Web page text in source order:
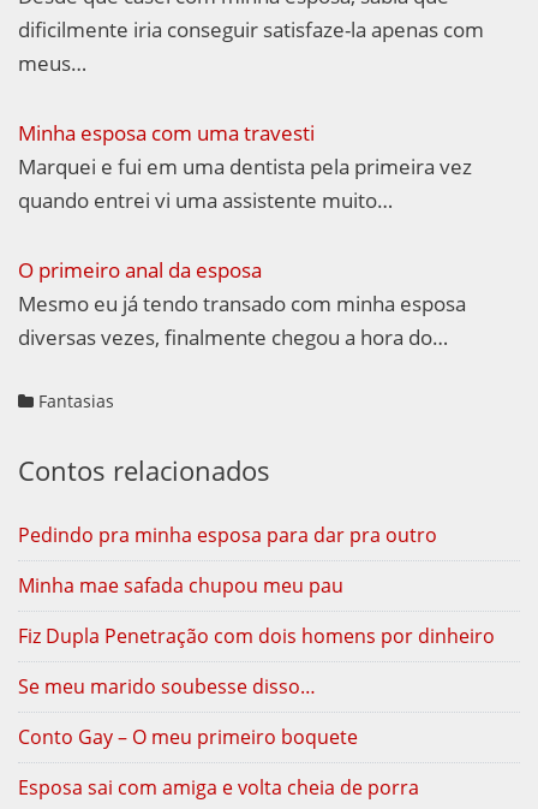
dificilmente iria conseguir satisfaze-la apenas com
meus…
Minha esposa com uma travesti
Marquei e fui em uma dentista pela primeira vez
quando entrei vi uma assistente muito…
O primeiro anal da esposa
Mesmo eu já tendo transado com minha esposa
diversas vezes, finalmente chegou a hora do…
Fantasias
Contos relacionados
Pedindo pra minha esposa para dar pra outro
Minha mae safada chupou meu pau
Fiz Dupla Penetração com dois homens por dinheiro
Se meu marido soubesse disso…
Conto Gay – O meu primeiro boquete
Esposa sai com amiga e volta cheia de porra